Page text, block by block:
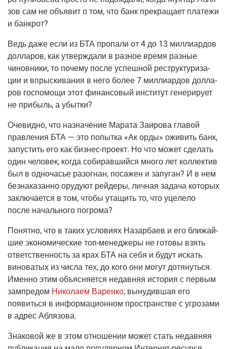
зов сам не объ­явит о том, что банк пре­кра­ща­ет пла­те­жи
и банкрот?
Ведь даже если из БТА про­па­ли от 4 до 13 мил­ли­ар­дов
дол­ла­ров, как утвер­жда­ли в раз­ное вре­мя раз­ные
чинов­ни­ки, то поче­му после успеш­ной реструк­ту­ри­за­
ции и впрыс­ки­ва­ния в него более 7 мил­ли­ар­дов дол­ла­
ров гос­по­мо­щи этот финан­со­вый инсти­тут гене­ри­ру­ет
не при­быль, а убытки?
Оче­вид­но, что назна­че­ние Мара­та Заи­ро­ва гла­вой
прав­ле­ния БТА — это попыт­ка «Ак орды» ожи­вить банк,
запу­стить его как биз­нес-про­ект. Но что может сде­лать
один чело­век, когда соби­рав­ший­ся мно­го лет кол­лек­тив
был в одно­ча­сье разо­гнан, поса­жен и запу­ган? И в нем
без­на­ка­зан­но ору­ду­ют рей­де­ры, лич­ная зада­ча кото­рых
заклю­ча­ет­ся в том, что­бы ута­щить то, что уце­ле­ло
после началь­но­го погрома?
Понят­но, что в таких усло­ви­ях Назар­ба­ев и его бли­жай­
шие эко­но­ми­че­ские топ-мене­дже­ры не гото­вы взять
ответ­ствен­ность за крах БТА на себя и будут искать
вино­ва­тых из чис­ла тех, до кого они могут дотя­нуть­ся.
Имен­но этим объ­яс­ня­ет­ся недав­няя исто­рия с пер­вым
зам­пре­дом Нико­ла­ем Варен­ко, выну­див­шая его
появить­ся в инфор­ма­ци­он­ном про­стран­стве с угро­за­ми
в адрес Аблязова.
Зна­ко­вой же в этом отно­ше­нии может стать недав­няя